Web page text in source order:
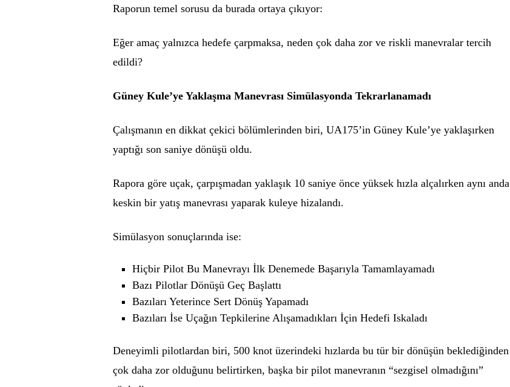
Raporun temel sorusu da burada ortaya çıkıyor:
Eğer amaç yalnızca hedefe çarpmaksa, neden çok daha zor ve riskli manevralar tercih
edildi?
Güney Kule’ye Yaklaşma Manevrası Simülasyonda Tekrarlanamadı
Çalışmanın en dikkat çekici bölümlerinden biri, UA175’in Güney Kule’ye yaklaşırken
yaptığı son saniye dönüşü oldu.
Rapora göre uçak, çarpışmadan yaklaşık 10 saniye önce yüksek hızla alçalırken aynı anda
keskin bir yatış manevrası yaparak kuleye hizalandı.
Simülasyon sonuçlarında ise:
Hiçbir Pilot Bu Manevrayı İlk Denemede Başarıyla Tamamlayamadı
Bazı Pilotlar Dönüşü Geç Başlattı
Bazıları Yeterince Sert Dönüş Yapamadı
Bazıları İse Uçağın Tepkilerine Alışamadıkları İçin Hedefi Iskaladı
Deneyimli pilotlardan biri, 500 knot üzerindeki hızlarda bu tür bir dönüşün beklediğinden
çok daha zor olduğunu belirtirken, başka bir pilot manevranın “sezgisel olmadığını”